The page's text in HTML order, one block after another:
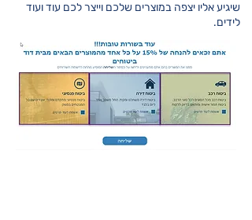
שיגיע אליו יצפה במוצרים שלכם וייצר לכם עוד ועוד
לידים.